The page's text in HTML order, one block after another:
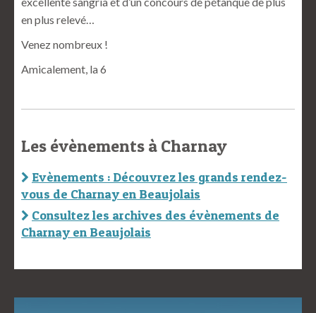
en plus relevé…
Venez nombreux !
Amicalement, la 6
Les évènements à Charnay
Evènements : Découvrez les grands rendez-
vous de Charnay en Beaujolais
Consultez les archives des évènements de
Charnay en Beaujolais